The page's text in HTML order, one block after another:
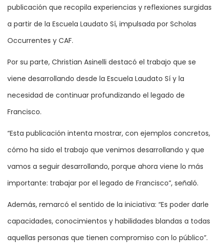
publicación que recopila experiencias y reflexiones surgidas
a partir de la Escuela Laudato Sí, impulsada por Scholas
Occurrentes y CAF.
Por su parte, Christian Asinelli destacó el trabajo que se
viene desarrollando desde la Escuela Laudato Sí y la
necesidad de continuar profundizando el legado de
Francisco.
“Esta publicación intenta mostrar, con ejemplos concretos,
cómo ha sido el trabajo que venimos desarrollando y que
vamos a seguir desarrollando, porque ahora viene lo más
importante: trabajar por el legado de Francisco”, señaló.
Además, remarcó el sentido de la iniciativa: “Es poder darle
capacidades, conocimientos y habilidades blandas a todas
aquellas personas que tienen compromiso con lo público”.